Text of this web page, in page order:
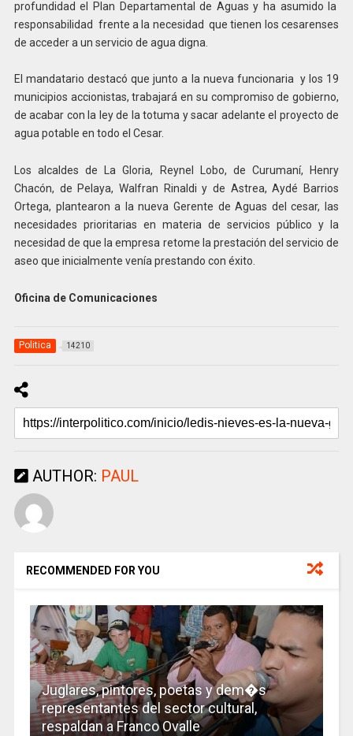
profundidad el Plan Departamental de Aguas y ha asumido la
responsabilidad frente a la necesidad que tienen los cesarenses
de acceder a un servicio de agua digna.
El mandatario destacó que junto a la nueva funcionaria y los 19
municipios accionistas, trabajará en su compromiso de gobierno,
de acabar con la ley de la totuma y sacar adelante el proyecto de
agua potable en todo el Cesar.
Los alcaldes de La Gloria, Reynel Lobo, de Curumaní, Henry
Chacón, de Pelaya, Walfran Rinaldi y de Astrea, Aydé Barrios
Ortega, plantearon a la nueva Gerente de Aguas del cesar, las
necesidades prioritarias en materia de servicios público y la
necesidad de que la empresa retome la prestación del servicio de
aseo que inicialmente venía prestando con éxito.
Oficina de Comunicaciones
Politica 14210
AUTHOR: PAUL
RECOMMENDED FOR YOU
Juglares, pintores, poetas y dem�s
representantes del sector cultural,
respaldan a Franco Ovalle